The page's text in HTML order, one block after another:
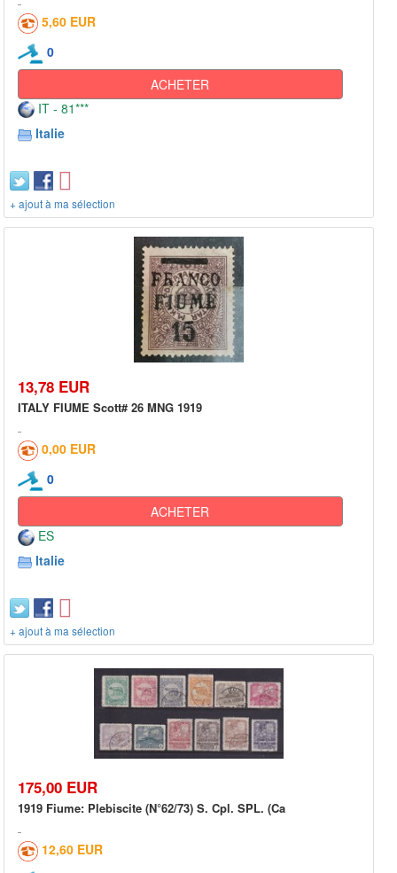
5,60 EUR
0
ACHETER
IT - 81***
Italie
+ ajout à ma sélection
13,78 EUR
ITALY FIUME Scott# 26 MNG 1919
0,00 EUR
0
ACHETER
ES
Italie
+ ajout à ma sélection
175,00 EUR
1919 Fiume: Plebiscite (N°62/73) S. Cpl. SPL. (Ca
12,60 EUR